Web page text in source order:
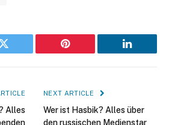
Twitter Pinterest LinkedIn
Alles
NEXT ARTICLE
Wer ist Hasbik? Alles über
den russischen Medienstar